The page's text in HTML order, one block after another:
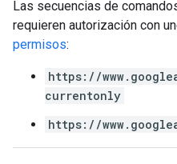
Las secuencias de
requieren autorización con
permisos:
https://
currentonly
https://